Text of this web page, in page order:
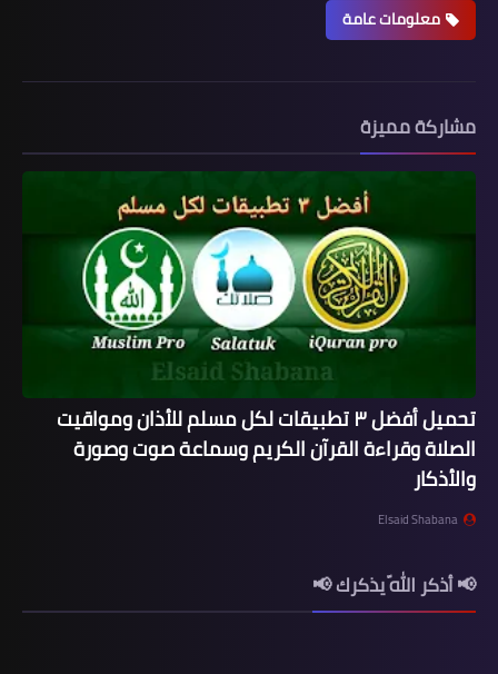
معلومات عامة
مشاركة مميزة
تحميل أفضل ٣ تطبيقات لكل مسلم للأذان ومواقيت
الصلاة وقراءة القرآن الكريم وسماعة صوت وصورة
والأذكار
Elsaid Shabana
📢 أذكر اللّه يذكرك 📢